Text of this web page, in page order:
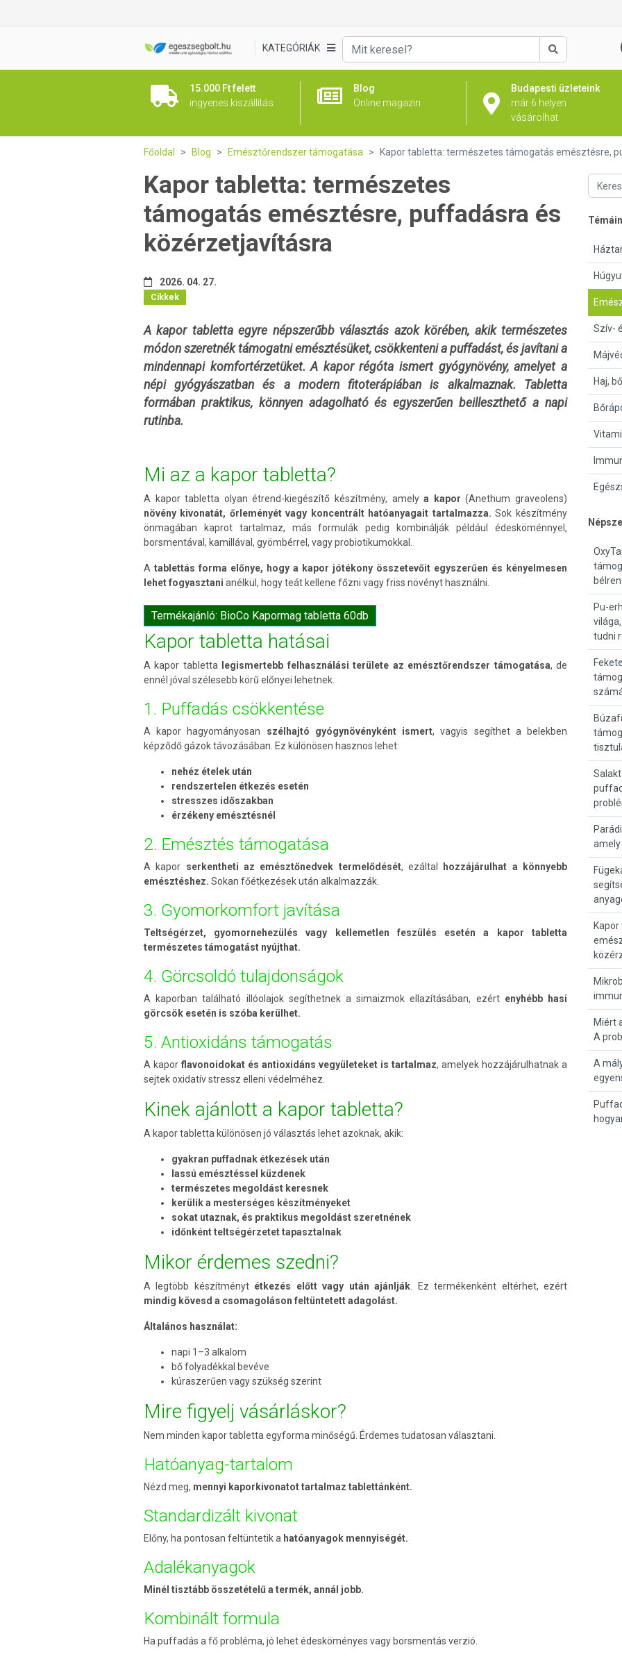
KATEGÓRIÁK
Keresés
15.000 Ft felett
ingyenes kiszállítás
Blog
Online magazin
Budapesti üzleteink
már 6 helyen
vásárolhat
Főoldal Blog Emésztőrendszer támogatása Kapor tabletta: természetes támogatás emésztésre,
Kapor tabletta: természetes
támogatás emésztésre, puffadásra és
közérzetjavításra
2026. 04. 27.
Cikkek
A kapor tabletta egyre népszerűbb választás azok körében, akik természetes
módon szeretnék támogatni emésztésüket, csökkenteni a puffadást, és javítani a
mindennapi komfortérzetüket. A kapor régóta ismert gyógynövény, amelyet a
népi gyógyászatban és a modern fitoterápiában is alkalmaznak. Tabletta
formában praktikus, könnyen adagolható és egyszerűen beilleszthető a napi
rutinba.
Mi az a kapor tabletta?
A kapor tabletta olyan étrend-kiegészítő készítmény, amelya kapor(Anethum graveolens)
növény kivonatát, őrleményét vagy koncentrált hatóanyagait tartalmazza. Sok készítmény
önmagában kaprot tartalmaz, más formulák pedig kombinálják például édesköménnyel,
borsmentával, kamillával, gyömbérrel, vagy probiotikumokkal.
A tablettás forma előnye, hogy a kapor jótékony összetevőit egyszerűen és kényelmesen
lehet fogyasztani anélkül, hogy teát kellene főzni vagy friss növényt használni.
Termékajánló: BioCo Kapormag tabletta 60db
Kapor tabletta hatásai
A kapor tabletta legismertebb felhasználási területe az emésztőrendszer támogatása, de
ennél jóval szélesebb körű előnyei lehetnek.
1. Puffadás csökkentése
A kapor hagyományosan szélhajtó gyógynövényként ismert, vagyis segíthet a belekben
képződő gázok távozásában. Ez különösen hasznos lehet:
nehéz ételek után
rendszertelen étkezés esetén
stresszes időszakban
érzékeny emésztésnél
2. Emésztés támogatása
A kapor serkentheti az emésztőnedvek termelődését, ezáltal
hozzájárulhat a könnyebb
emésztéshez. Sokan főétkezések után alkalmazzák.
3. Gyomorkomfort javítása
Teltségérzet, gyomornehezülés vagy kellemetlen feszülés esetén a kapor tabletta
természetes támogatást nyújthat.
4. Görcsoldó tulajdonságok
A kaporban található illóolajok segíthetnek a simaizmok ellazításában, ezért enyhébb hasi
görcsök esetén is szóba kerülhet.
5. Antioxidáns támogatás
A kapor flavonoidokat és antioxidáns vegyületeket is tartalmaz, amelyek hozzájárulhatnak a
sejtek oxidatív stressz elleni védelméhez.
Kinek ajánlott a kapor tabletta?
A kapor tabletta különösen jó választás lehet azoknak, akik:
gyakran puffadnak étkezések után
lassú emésztéssel küzdenek
természetes megoldást keresnek
kerülik a mesterséges készítményeket
sokat utaznak, és praktikus megoldást szeretnének
időnként teltségérzetet tapasztalnak
Mikor érdemes szedni?
A legtöbb készítményt étkezés előtt vagy után ajánlják . Ez termékenként eltérhet, ezért
mindig kövesd a csomagoláson feltüntetett adagolást.
Általános használat:
napi 1–3 alkalom
bő folyadékkal bevéve
kúraszerűen vagy szükség szerint
Mire figyelj vásárláskor?
Nem minden kapor tabletta egyforma minőségű. Érdemes tudatosan választani.
Hatóanyag-tartalom
Nézd meg, mennyi kaporkivonatot tartalmaz tablettánként.
Standardizált kivonat
Előny, ha pontosan feltüntetik a hatóanyagok mennyiségét.
Adalékanyagok
Minél tisztább összetételű a termék, annál jobb.
Kombinált formula
Ha puffadás a fő probléma, jó lehet édesköményes vagy borsmentás verzió.
Szív-
Haj,
Pu-
tudni
Miért
A
A